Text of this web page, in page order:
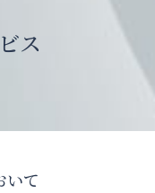
ス
いて